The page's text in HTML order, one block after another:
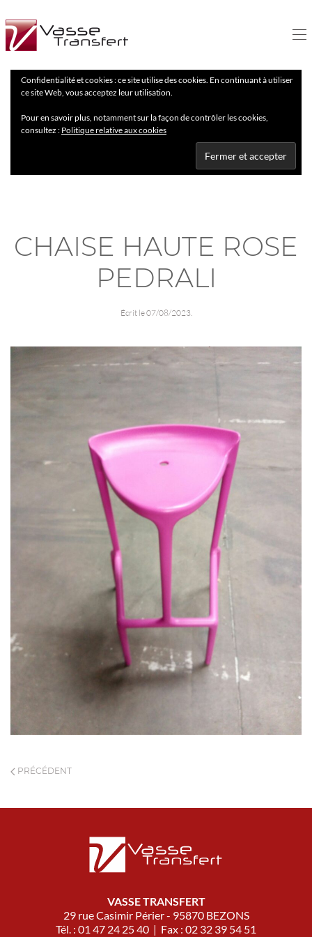
Confidentialité et cookies : ce site utilise des cookies. En continuant à utiliser
ce site Web, vous acceptez leur utilisation.
Pour en savoir plus, notamment sur la façon de contrôler les cookies,
consultez : Politique relative aux cookies
CHAISE HAUTE ROSE
PEDRALI
Écrit le07/08/2023.
PRÉCÉDENT
VASSE TRANSFERT
29 rue Casimir Périer - 95870 BEZONS
Tél. : 01 47 24 25 40 | Fax : 02 32 39 54 51